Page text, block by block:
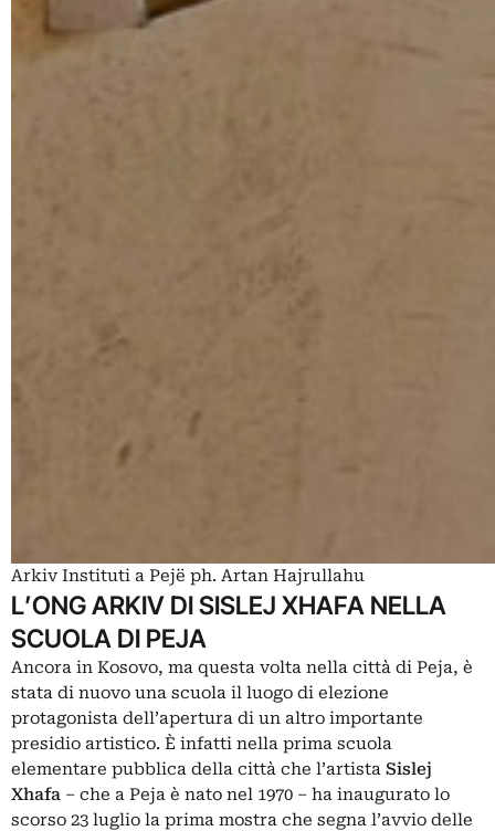
Arkiv Instituti a Pejë ph. Artan Hajrullahu
L’ONG ARKIV DI SISLEJ XHAFA NELLA
SCUOLA DI PEJA
Ancora in Kosovo, ma questa volta nella città di Peja, è
stata di nuovo una scuola il luogo di elezione
protagonista dell’apertura di un altro importante
presidio artistico. È infatti nella prima scuola
elementare pubblica della città che l’artista Sislej
Xhafa – che a Peja è nato nel 1970 – ha inaugurato lo
scorso 23 luglio la prima mostra che segna l’avvio delle